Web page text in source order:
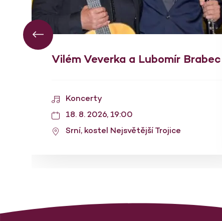
Vilém Veverka a Lubomír Brabec
Koncerty
18. 8. 2026, 19:00
Srní, kostel Nejsvětější Trojice